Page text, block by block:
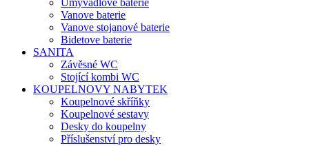
Umyvadlove baterie
Vanove baterie
Vanove stojanové baterie
Bidetove baterie
SANITA
Závěsné WC
Stojící kombi WC
KOUPELNOVY NABYTEK
Koupelnové skříňky
Koupelnové sestavy
Desky do koupelny
Příslušenství pro desky